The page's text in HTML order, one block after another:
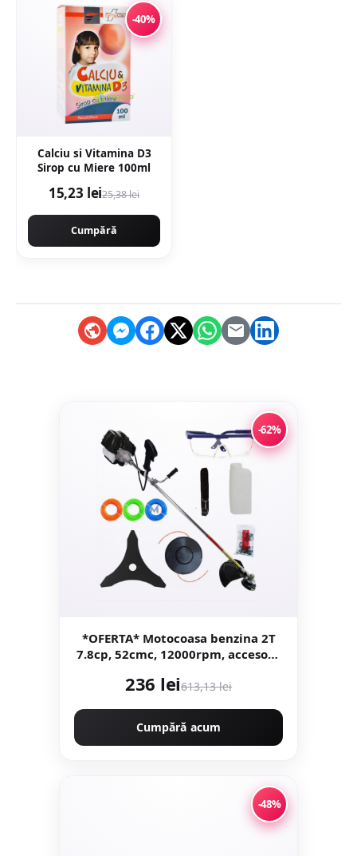
-40%
Calciu si Vitamina D3
Sirop cu Miere 100ml
15,23 lei25,38 lei
Cumpără
-62%
*OFERTA* Motocoasa benzina 2T
7.8cp, 52cmc, 12000rpm, accesorii
236 lei613,13 lei
Cumpără acum
-48%